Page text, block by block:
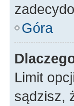
Góra
Limit
sądzisz,